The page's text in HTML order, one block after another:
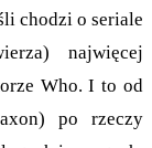
chodzi o seriale
najwięcej
Who. I to od
po rzeczy